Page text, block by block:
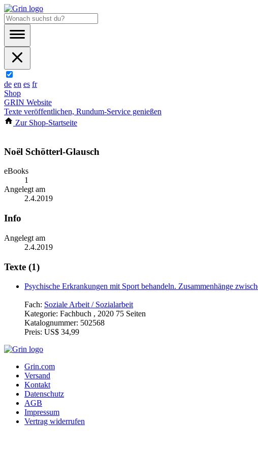
de en es fr
Shop
GRIN Website
Texte veröffentlichen, Rundum-Service genießen
Zur Shop-Startseite
Noël Schötterl-Glausch
eBooks
1
Angelegt am
2.4.2019
Info
Angelegt am
2.4.2019
Texte (1)
Psychische Erkrankungen mit Sport behandeln. Zusammenhänge
Fach: Soziale Arbeit / Sozialarbeit
Kategorie: Fachbuch , 2020 75 Seiten
Katalognummer: 502568
Preis: US$ 34,99
Grin.com
Versand
Kontakt
Datenschutz
AGB
Impressum
Vertrag widerrufen